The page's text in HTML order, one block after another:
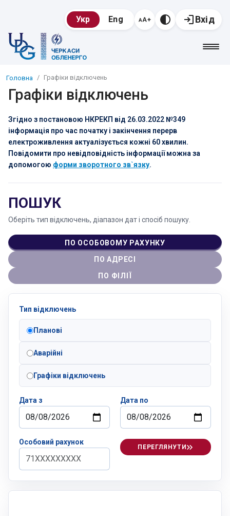
Укр Eng Вхід
Головна Графіки відключень
Графіки відключень
Згідно з постановою НКРЕКП від 26.03.2022 №349
інформація про час початку і закінчення перерв
електроживлення актуалізується кожні 60 хвилин.
Повідомити про невідповідність інформації можна за
допомогою форми зворотного зв`язку.
ПОШУК
Оберіть тип відключень, діапазон дат і спосіб пошуку.
ПО ОСОБОВОМУ РАХУНКУ
ПО АДРЕСІ
ПО ФІЛІЇ
Тип відключень
Планові
Аварійні
Графіки відключень
Дата з Дата по
Особовий рахунок
ПЕРЕГЛЯНУТИ